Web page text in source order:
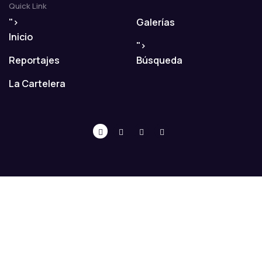
Quick Link
">
Inicio
Reportajes
La Cartelera
Galerías
">
Búsqueda